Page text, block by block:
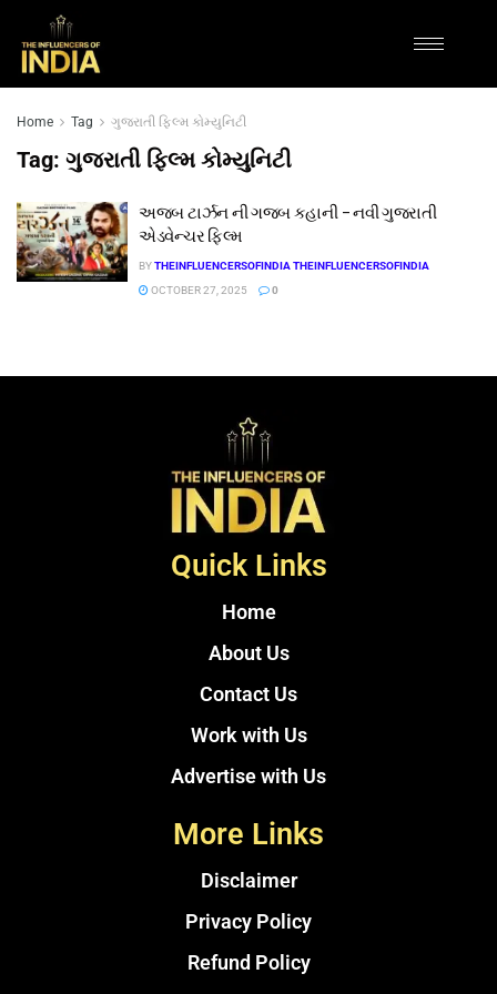
Home Tag ગુજરાતી ફિલ્મ કોમ્યુનિટી
Tag: ગુજરાતી ફિલ્મ કોમ્યુનિટી
અજબ ટાર્ઝન ની ગજબ કહાની – નવી ગુજરાતી
એડવેન્ચર ફિલ્મ
BYTHEINFLUENCERSOFINDIA THEINFLUENCERSOFINDIA
OCTOBER 27, 2025
0
Quick Links
Home
About Us
Contact Us
Work with Us
Advertise with Us
More Links
Disclaimer
Privacy Policy
Refund Policy